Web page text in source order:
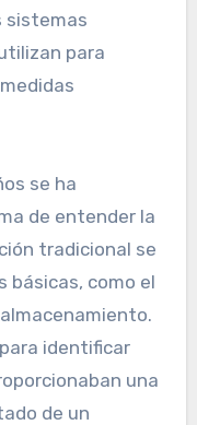
sistemas
para
se ha
de entender la
tradicional se
básicas, como el
identificar
una
de un